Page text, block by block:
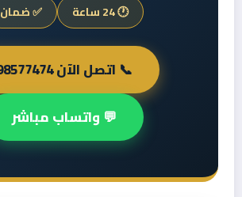
🕐 24 ساعة
✅ ضمان
📞 اتصل الآن 98577474
💬 واتساب مباشر